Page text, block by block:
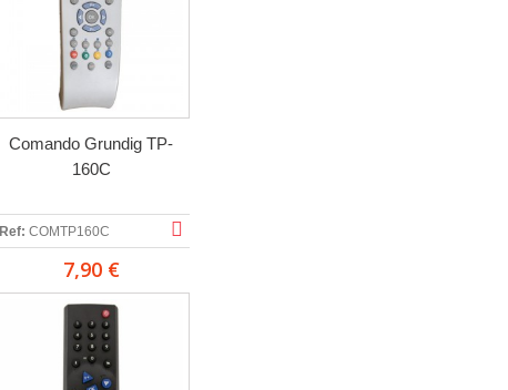
Comando Grundig TP-
160C
Ref: COMTP160C
7,90 €